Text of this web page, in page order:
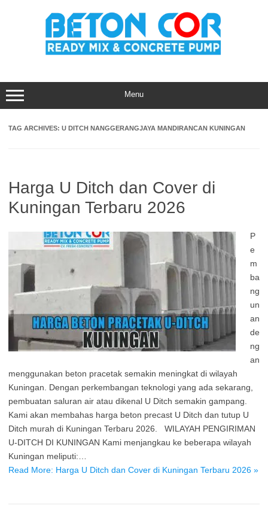
Menu
TAG ARCHIVES: U DITCH NANGGERANGJAYA MANDIRANCAN KUNINGAN
Harga U Ditch dan Cover di
Kuningan Terbaru 2026
P
e
m
ba
ng
un
an
de
ng
an
menggunakan beton pracetak semakin meningkat di wilayah
Kuningan. Dengan perkembangan teknologi yang ada sekarang,
pembuatan saluran air atau dikenal U Ditch semakin gampang.
Kami akan membahas harga beton precast U Ditch dan tutup U
Ditch murah di Kuningan Terbaru 2026. WILAYAH PENGIRIMAN
U-DITCH DI KUNINGAN Kami menjangkau ke beberapa wilayah
Kuningan meliputi:…
Read More: Harga U Ditch dan Cover di Kuningan Terbaru 2026 »